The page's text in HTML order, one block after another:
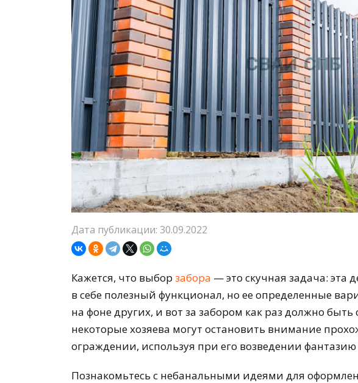
Дата публикации: 30.09.2022
Кажется, что выбор забора — это скучная задача: эта
в себе полезный функционал, но ее определенные
на фоне других, и вот за забором как раз должно
некоторые хозяева могут остановить внимание
ограждении, используя при его возведении
Познакомьтесь с небанальными идеями для